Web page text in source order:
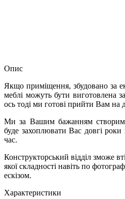
Опис
Якщо приміщення, збудовано за
меблі можуть бути виготовлена
ось тоді ми готові прийти Вам на
Ми за Вашим бажанням
буде захоплювати Вас довгі
час.
Конструкторський відділ зможе
якої складності навіть по
ескізом.
Характеристики